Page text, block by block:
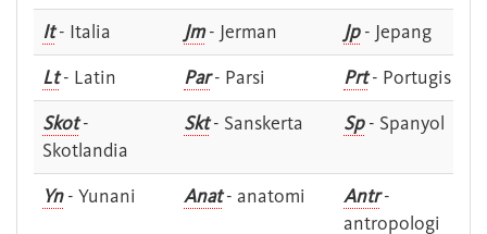
It- Italia Jm- Jerman Jp- Jepang
Lt- Latin Par- Parsi Prt- Portugis
Skot-
Skotlandia
Skt- Sanskerta Sp- Spanyol
Yn- Yunani Anat- anatomi Antr-
antropologi